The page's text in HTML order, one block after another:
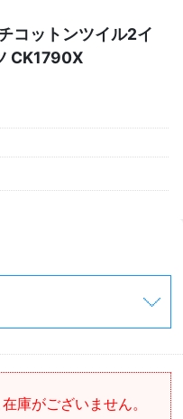
コットンツイル2イ
CK1790X
庫がございません。